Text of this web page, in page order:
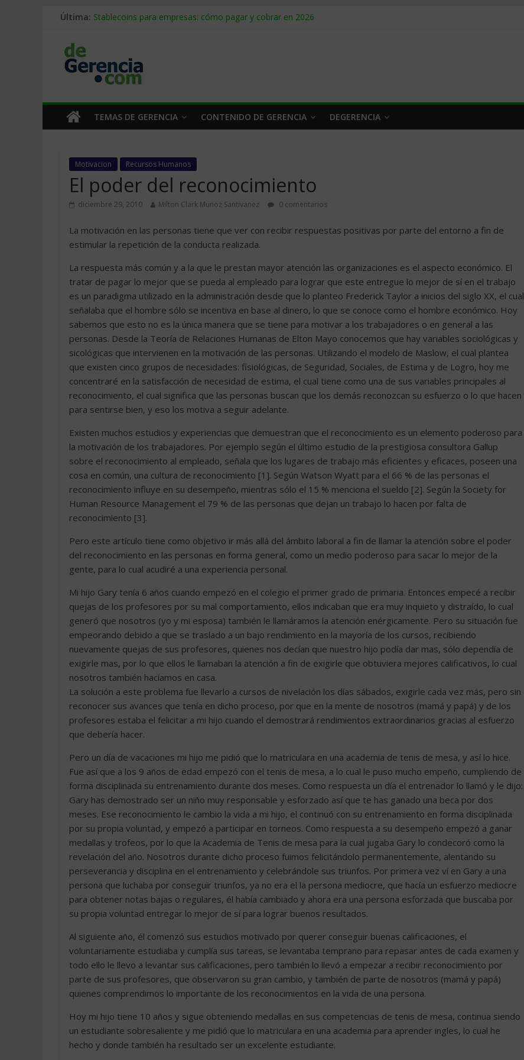
Última: Stablecoins para empresas: cómo pagar y cobrar en 2026
Trabajo forzoso en la cadena de suministro: qué hacer
Mercado hispano de EE. UU.: cómo segmentarlo y venderle
TEMAS DE GERENCIA CONTENIDO DE GERENCIA DEGERENCIA
Motivacion Recursos Humanos
El poder del reconocimiento
diciembre 29, 2010 Milton Clark Munoz Santivanez 0 comentarios
La motivación en las personas tiene que ver con recibir respuestas positivas por parte del entorno a fin de
estimular la repetición de la conducta realizada.
La respuesta más común y a la que le prestan mayor atención las organizaciones es el aspecto económico. El
tratar de pagar lo mejor que se pueda al empleado para lograr que este entregue lo mejor de sí en el trabajo
es un paradigma utilizado en la administración desde que lo planteo Frederick Taylor a inicios del siglo XX, el cual
señalaba que el hombre sólo se incentiva en base al dinero, lo que se conoce como el hombre económico. Hoy
sabemos que esto no es la única manera que se tiene para motivar a los trabajadores o en general a las
personas. Desde la Teoría de Relaciones Humanas de Elton Mayo conocemos que hay variables sociológicas y
sicológicas que intervienen en la motivación de las personas. Utilizando el modelo de Maslow, el cual plantea
que existen cinco grupos de necesidades: fisiológicas, de Seguridad, Sociales, de Estima y de Logro, hoy me
concentraré en la satisfacción de necesidad de estima, el cual tiene como una de sus variables principales al
reconocimiento, el cual significa que las personas buscan que los demás reconozcan su esfuerzo o lo que hacen
para sentirse bien, y eso los motiva a seguir adelante.
Existen muchos estudios y experiencias que demuestran que el reconocimiento es un elemento poderoso para
la motivación de los trabajadores. Por ejemplo según el último estudio de la prestigiosa consultora Gallup
sobre el reconocimiento al empleado, señala que los lugares de trabajo más eficientes y eficaces, poseen una
cosa en común, una cultura de reconocimiento [1]. Según Watson Wyatt para el 66 % de las personas el
reconocimiento influye en su desempeño, mientras sólo el 15 % menciona el sueldo [2]. Según la Society for
Human Resource Management el 79 % de las personas que dejan un trabajo lo hacen por falta de
reconocimiento [3].
Pero este artículo tiene como objetivo ir más allá del ámbito laboral a fin de llamar la atención sobre el poder
del reconocimiento en las personas en forma general, como un medio poderoso para sacar lo mejor de la
gente, para lo cual acudiré a una experiencia personal.
Mi hijo Gary tenía 6 años cuando empezó en el colegio el primer grado de primaria. Entonces empecé a recibir
quejas de los profesores por su mal comportamiento, ellos indicaban que era muy inquieto y distraído, lo cual
generó que nosotros (yo y mi esposa) también le llamáramos la atención enérgicamente. Pero su situación fue
empeorando debido a que se traslado a un bajo rendimiento en la mayoría de los cursos, recibiendo
nuevamente quejas de sus profesores, quienes nos decían que nuestro hijo podía dar mas, sólo dependía de
exigirle mas, por lo que ellos le llamaban la atención a fin de exigirle que obtuviera mejores calificativos, lo cual
nosotros también hacíamos en casa.
La solución a este problema fue llevarlo a cursos de nivelación los días sábados, exigirle cada vez más, pero sin
reconocer sus avances que tenía en dicho proceso, por que en la mente de nosotros (mamá y papá) y de los
profesores estaba el felicitar a mi hijo cuando el demostrará rendimientos extraordinarios gracias al esfuerzo
que debería hacer.
Pero un día de vacaciones mi hijo me pidió que lo matriculara en una academia de tenis de mesa, y así lo hice.
Fue así que a los 9 años de edad empezó con el tenis de mesa, a lo cual le puso mucho empeño, cumpliendo de
forma disciplinada su entrenamiento durante dos meses. Como respuesta un día el entrenador lo llamó y le dijo:
Gary has demostrado ser un niño muy responsable y esforzado así que te has ganado una beca por dos
meses. Ese reconocimiento le cambio la vida a mi hijo, el continuó con su entrenamiento en forma disciplinada
por su propia voluntad, y empezó a participar en torneos. Como respuesta a su desempeño empezó a ganar
medallas y trofeos, por lo que la Academia de Tenis de mesa para la cual jugaba Gary lo condecoró como la
revelación del año. Nosotros durante dicho proceso fuimos felicitándolo permanentemente, alentando su
perseverancia y disciplina en el entrenamiento y celebrándole sus triunfos. Por primera vez ví en Gary a una
persona que luchaba por conseguir triunfos, ya no era el la persona mediocre, que hacía un esfuerzo mediocre
para obtener notas bajas o regulares, él había cambiado y ahora era una persona esforzada que buscaba por
su propia voluntad entregar lo mejor de sí para lograr buenos resultados.
Al siguiente año, él comenzó sus estudios motivado por querer conseguir buenas calificaciones, el
voluntariamente estudiaba y cumplía sus tareas, se levantaba temprano para repasar antes de cada examen y
todo ello le llevo a levantar sus calificaciones, pero también lo llevó a empezar a recibir reconocimiento por
parte de sus profesores, que observaron su gran cambio, y también de parte de nosotros (mamá y papá)
quienes comprendimos lo importante de los reconocimientos en la vida de una persona.
Hoy mi hijo tiene 10 años y sigue obteniendo medallas en sus competencias de tenis de mesa, continua siendo
un estudiante sobresaliente y me pidió que lo matriculara en una academia para aprender ingles, lo cual he
hecho y donde también ha resultado ser un excelente estudiante.